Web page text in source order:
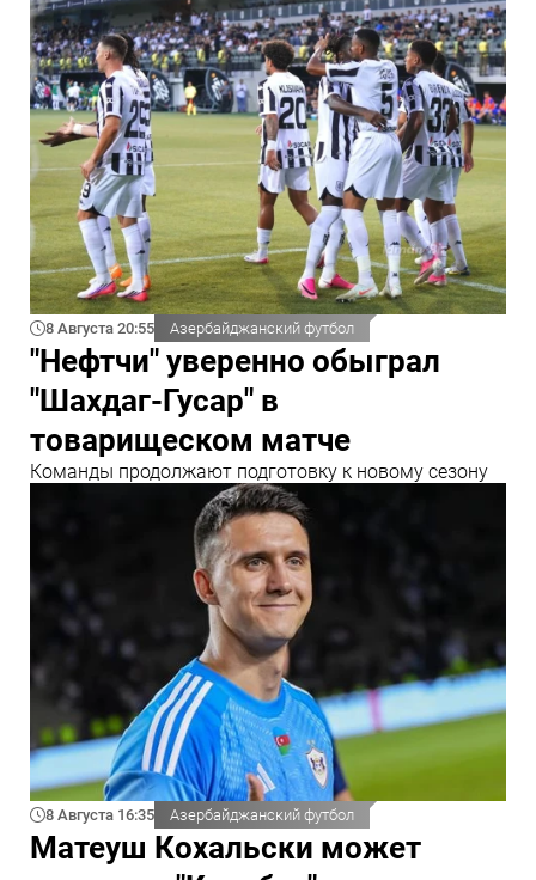
8 Августа 20:55 Азербайджанский футбол
"Нефтчи" уверенно обыграл
"Шахдаг-Гусар" в
товарищеском матче
Команды продолжают подготовку к новому сезону
8 Августа 16:35 Азербайджанский футбол
Матеуш Кохальски может